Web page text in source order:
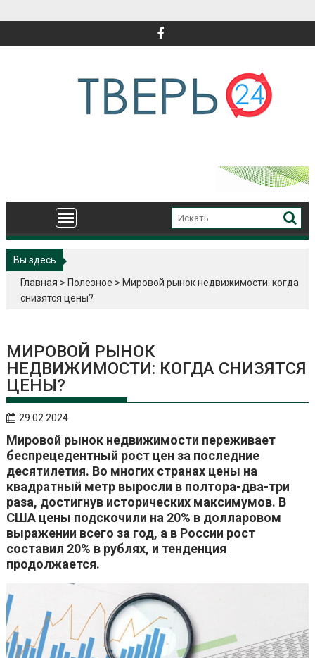
Вы здесь
Главная > Полезное > Мировой рынок недвижимости: когда
снизятся цены?
МИРОВОЙ РЫНОК
НЕДВИЖИМОСТИ: КОГДА СНИЗЯТСЯ
ЦЕНЫ?
29.02.2024
Мировой рынок недвижимости переживает
беспрецедентный рост цен за последние
десятилетия. Во многих странах цены на
квадратный метр выросли в полтора-два-три
раза, достигнув исторических максимумов. В
США цены подскочили на 20% в долларовом
выражении всего за год, а в России рост
составил 20% в рублях, и тенденция
продолжается.